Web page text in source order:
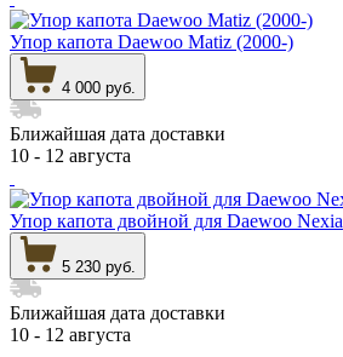
Упор капота Daewoo Matiz (2000-)
4 000 руб.
Ближайшая дата доставки
10 - 12 августа
Упор капота двойной для Daewoo Nexia
5 230 руб.
Ближайшая дата доставки
10 - 12 августа